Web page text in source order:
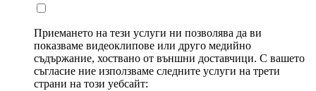
Приемането на тези услуги ни позволява да ви
показваме видеоклипове или друго медийно
съдържание, хоствано от външни доставчици. С вашето
съгласие ние използваме следните услуги на трети
страни на този уебсайт: